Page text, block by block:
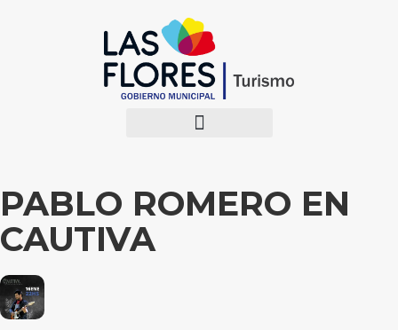
PABLO ROMERO EN
CAUTIVA